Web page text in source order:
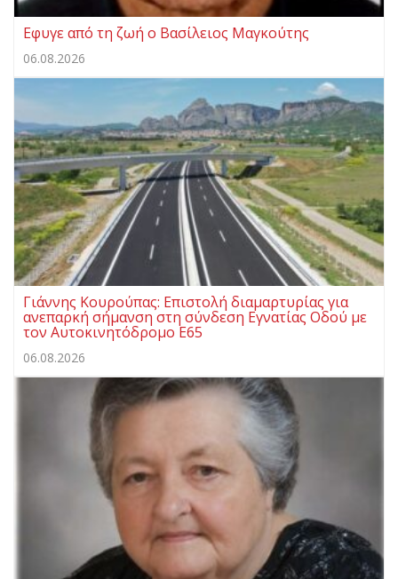
Eφυγε από τη ζωή ο Βασίλειος Μαγκούτης
06.08.2026
Γιάννης Κουρούπας: Επιστολή διαμαρτυρίας για
ανεπαρκή σήμανση στη σύνδεση Εγνατίας Οδού με
τον Αυτοκινητόδρομο Ε65
06.08.2026